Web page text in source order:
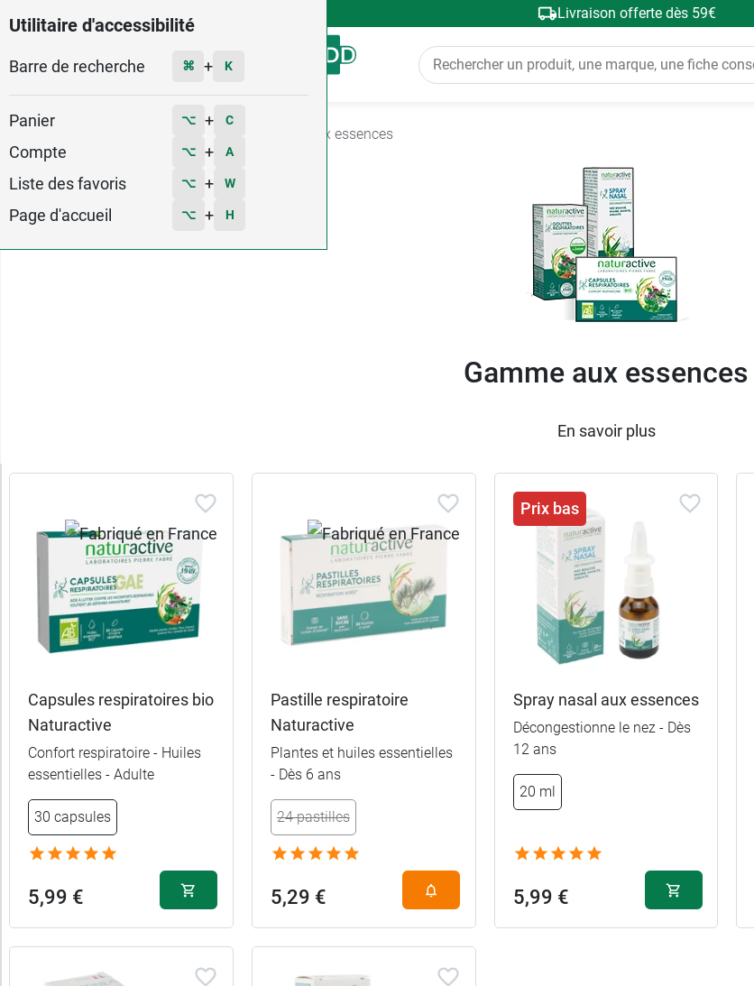
Utilitaire d'accessibilité
Barre de recherche ⌘ + K
Panier ⌥ + C
Compte ⌥ + A
Liste des favoris ⌥ + W
Page d'accueil ⌥ + H
Livraison offerte dès 59€
Menu
Gamme aux essences
Gamme aux essences
En savoir plus
Par défaut
Sous-
catégories
Fabriqué
Capsules respiratoires bio
Naturactive
Confort respiratoire - Huiles
essentielles - Adulte
30 capsules
5,99 €
Pastille respiratoire
Naturactive
Plantes et huiles essentielles
- Dès 6 ans
24 pastilles
5,29 €
Prix bas
Spray nasal aux essences
Décongestionne le nez - Dès
12 ans
20 ml
5,99 €